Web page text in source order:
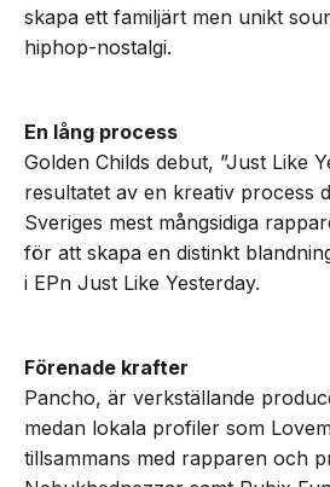
skapa ett familjärt men unikt
hiphop-nostalgi.
En lång process
Golden Childs debut, ”Just Like
resultatet av en kreativ process
Sveriges mest mångsidiga
för att skapa en distinkt
i EPn Just Like Yesterday.
Förenade krafter
Pancho, är verkställande
medan lokala profiler som
tillsammans med rapparen och